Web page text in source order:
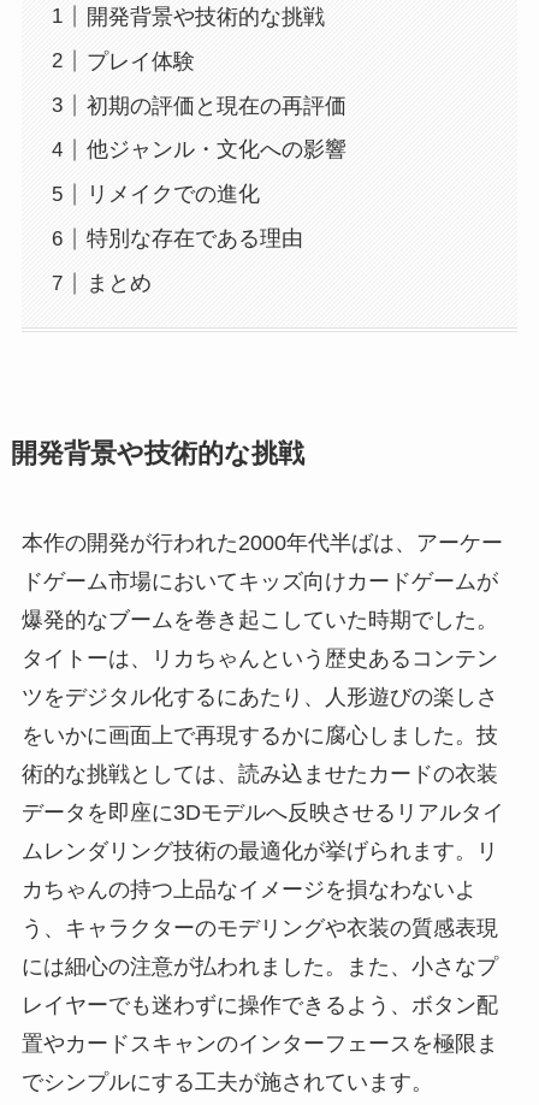
開発背景や技術的な挑戦
プレイ体験
初期の評価と現在の再評価
他ジャンル・文化への影響
リメイクでの進化
特別な存在である理由
まとめ
開発背景や技術的な挑戦
本作の開発が行われた2000年代半ばは、アーケー
ドゲーム市場においてキッズ向けカードゲームが
爆発的なブームを巻き起こしていた時期でした。
タイトーは、リカちゃんという歴史あるコンテン
ツをデジタル化するにあたり、人形遊びの楽しさ
をいかに画面上で再現するかに腐心しました。技
術的な挑戦としては、読み込ませたカードの衣装
データを即座に3Dモデルへ反映させるリアルタイ
ムレンダリング技術の最適化が挙げられます。リ
カちゃんの持つ上品なイメージを損なわないよ
う、キャラクターのモデリングや衣装の質感表現
には細心の注意が払われました。また、小さなプ
レイヤーでも迷わずに操作できるよう、ボタン配
置やカードスキャンのインターフェースを極限ま
でシンプルにする工夫が施されています。